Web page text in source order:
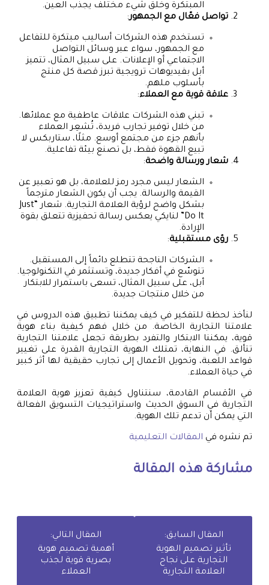
المبتكرة وخلق شيء مختلف يجذب العين.
تواصل فعّال مع الجمهور:
تستخدم هذه الشركات أساليب مبتكرة للتفاعل
مع الجمهور، سواء عبر وسائل التواصل
الاجتماعي أو الإعلانات. على سبيل المثال، تتميز
أبل بفيديوهات ترويجية تبرز قصة كل منتج
بأسلوب ملهم.
علاقة قوية مع العملاء:
تبني هذه الشركات علاقات عاطفية مع عملائها.
من خلال توفير تجارب فريدة، تُشعِر العملاء
بأنهم جزء من مجتمع أوسع. مثلًا، ستاربكس لا
تبيع القهوة فقط، بل تصنع بيئة تفاعلية.
شعار ورسالة واضحة:
الشعار ليس مجرد رمز للعلامة، بل هو تعبير عن
القيمة والرسالة. يجب أن يكون الشعار مترجماً
بشكل واضح لرؤية العلامة التجارية. شعار “Just
Do It” لنايكي يعكس رسالة تحفيزية تتعلق بقوة
الإرادة.
رؤى مستقبلية:
الشركات الناجحة تتطلع دائماً إلى المستقبل.
تتوسّع في أفكار جديدة، وتستثمر في التكنولوجيا.
أبل، على سبيل المثال، تسعى باستمرار للابتكار
من خلال منتجات جديدة.
لنأخذ لحظة للتفكير في كيف يمكننا تطبيق هذه الدروس في
علامتنا التجارية الخاصة. من خلال فهم كيفية بناء هوية
قوية، يمكننا الابتكار والتفرد بطريقة تجعل علامتنا التجارية
تتألق. في النهاية، تمتلك الهوية التجارية القدرة على تغيير
قواعد اللعبة، وتحويل الأعمال إلى تجارب حقيقية لها أثر كبير
في حياة العملاء.
في الأقسام القادمة، سنتناول كيفية تعزيز هوية العلامة
التجارية في السوق الحديث واستراتيجيات التسويق الفعالة
التي يمكن أن تدعم تلك الهوية.
تم نشره في المقالات التعليمية
مشاركة هذه المقالة
المقال السابق:
تأثير تصميم الهوية
التجارية على نجاح
العلامة التجارية
المقال التالي:
أهمية تصميم هوية
بصرية قوية لجذب
العملاء